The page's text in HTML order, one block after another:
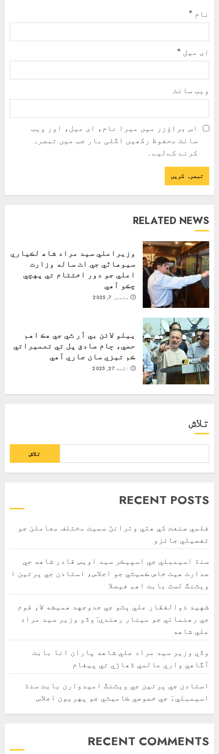
نام *
ای میل *
ویب‌ سائٹ
اس براؤزر میں میرا نام، ای میل، اور ویب
سائٹ محفوظ رکھیں اگلی بار جب میں تبصرہ
کرنے کےلیے۔
RELATED NEWS
وزيراعلي سيد مراد شاھ لڪياري
سيوهاڻي جي اٺ ساله وزارت
اعلي جو دور اختتام تي پهچي
چڪو آهي
ستمبر 7, 2025
ييلو لائن بي آر ٽي جي هڪ اهم
حصي، ڄام صادق پل تي تعميراتي
ڪم تيزي سان جاري آهي
اگست 27, 2025
تلاش
تلاش
RECENT POSTS
فلمي صنعت کي ھٿي وٺرائڻ سميت مختلف معاملن جو
تفصيلي جائزو
سنڌ اسيمبلي جي اسپيڪر سيد اويس قادر شاهه جي
صدارت هيٺ خاص ڪميٽي جو اجلاس، استادن جي ڀرتين ۽
ويٽنگ لسٽ بابت اهم فيصلا
شهيد ذوالفقار علي ڀٽو جي جدوجهد هميشه لاءِ قوم
جي رهنمائي جو مينار رهندي: وڏو وزير سيد مراد
علي شاهه
وڏي وزير سيد مراد علي شاهه پاران انا بابت
آگاهي واري عالمي ڏھاڙي تي پيغام
استادن جي ڀرتين جي ويٽنگ اميدوارن بابت سنڌ
اسيمبليءَ جي خصوصي ڪاميٽي جو پهريون اجلاس
RECENT COMMENTS